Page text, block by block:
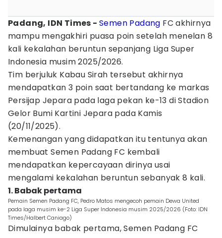
Padang, IDN Times - Semen Padang FC akhirnya
mampu mengakhiri puasa poin setelah menelan 8
kali kekalahan beruntun sepanjang Liga Super
Indonesia musim 2025/2026.
Tim berjuluk Kabau Sirah tersebut akhirnya
mendapatkan 3 poin saat bertandang ke markas
Persijap Jepara pada laga pekan ke-13 di Stadion
Gelor Bumi Kartini Jepara pada Kamis
(20/11/2025).
Kemenangan yang didapatkan itu tentunya akan
membuat Semen Padang FC kembali
mendapatkan kepercayaan dirinya usai
mengalami kekalahan beruntun sebanyak 8 kali.
1. Babak pertama
Pemain Semen Padang FC, Pedro Matos mengecoh pemain Dewa United
pada laga musim ke-2 Liga Super Indonesia musim 2025/2026 (Foto: IDN
Times/Halbert Caniago)
Dimulainya babak pertama, Semen Padang FC